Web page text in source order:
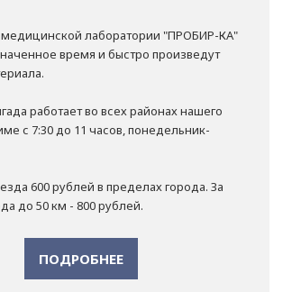
лаборатории "ПРОБИР-КА"
время и быстро произведут
работает во всех районах нашего
с 7:30 до 11 часов, понедельник-
600 рублей в пределах города. За
до 50 км - 800 рублей.
ПОДРОБНЕЕ